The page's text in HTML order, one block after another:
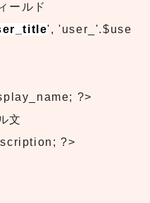
ールド
', 'user_'.$use
?>
文
?>